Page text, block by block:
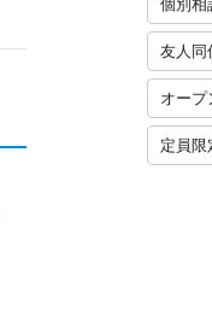
個別相
友人同
オープ
定員限